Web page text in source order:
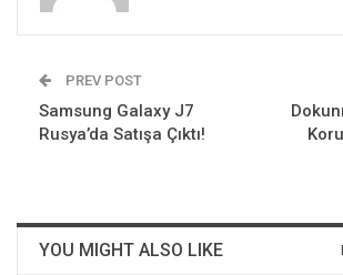
PREV POST
Samsung Galaxy J7
Rusya’da Satışa Çıktı!
YOU MIGHT ALSO LIKE